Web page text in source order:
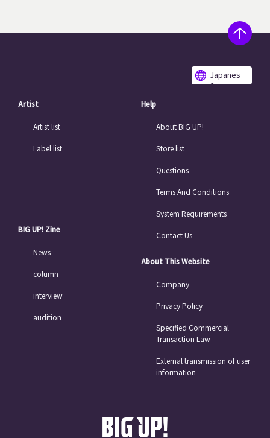
Japanes
e
Artist
Artist list
Label list
BIG UP! Zine
News
column
interview
audition
Help
About BIG UP!
Store list
Questions
Terms And Conditions
System Requirements
Contact Us
About This Website
Company
Privacy Policy
Specified Commercial
Transaction Law
External transmission of user
information